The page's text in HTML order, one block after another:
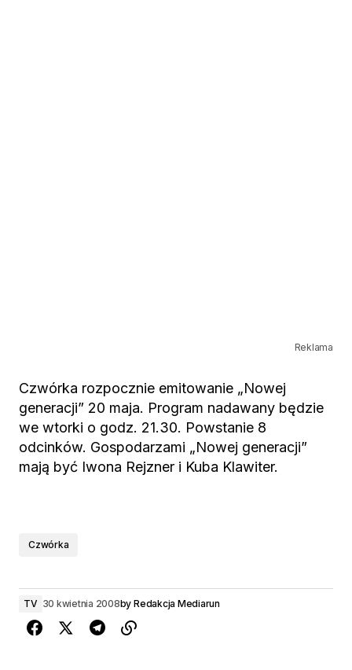
Reklama
Czwórka rozpocznie emitowanie „Nowej
generacji” 20 maja. Program nadawany będzie
we wtorki o godz. 21.30. Powstanie 8
odcinków. Gospodarzami „Nowej generacji”
mają być Iwona Rejzner i Kuba Klawiter.
Czwórka
TV 30 kwietnia 2008by Redakcja Mediarun